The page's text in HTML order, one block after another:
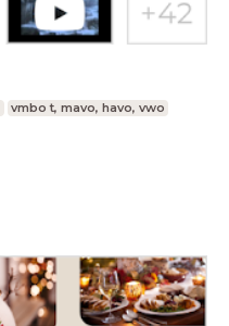
vmbo t, mavo, havo, vwo